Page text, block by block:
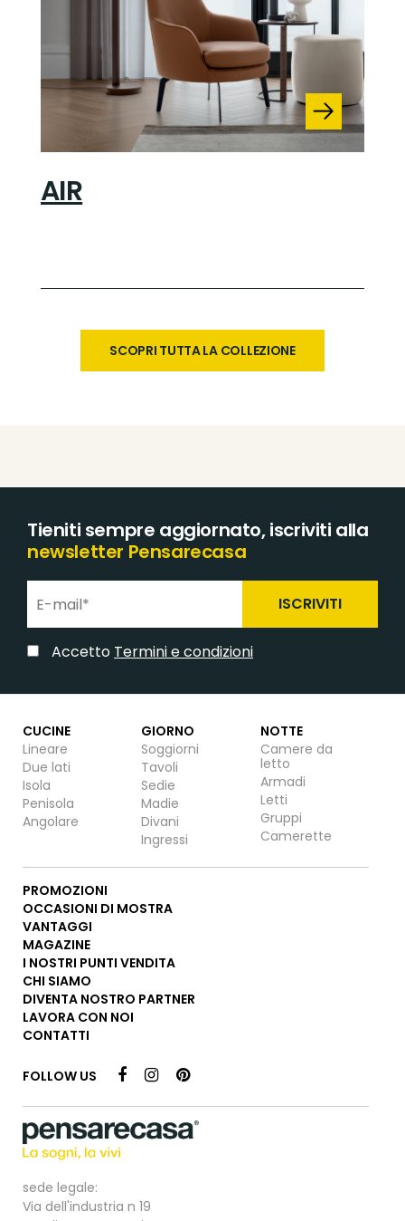
AIR
SCOPRI TUTTA LA COLLEZIONE
Tieniti sempre aggiornato, iscriviti alla
newsletter Pensarecasa
ISCRIVITI
Accetto Termini e condizioni
CUCINE
Lineare
Due lati
Isola
Penisola
Angolare
GIORNO
Soggiorni
Tavoli
Sedie
Madie
Divani
Ingressi
NOTTE
Camere da
letto
Armadi
Letti
Gruppi
Camerette
PROMOZIONI
OCCASIONI DI MOSTRA
VANTAGGI
MAGAZINE
I NOSTRI PUNTI VENDITA
CHI SIAMO
DIVENTA NOSTRO PARTNER
LAVORA CON NOI
CONTATTI
FOLLOW US
sede legale:
Via dell'industria n 19